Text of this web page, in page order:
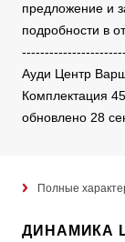
предложение и
подробности в
Ауди Центр
Комплектация
обновлено 28
Полные
ДИНАМИКА